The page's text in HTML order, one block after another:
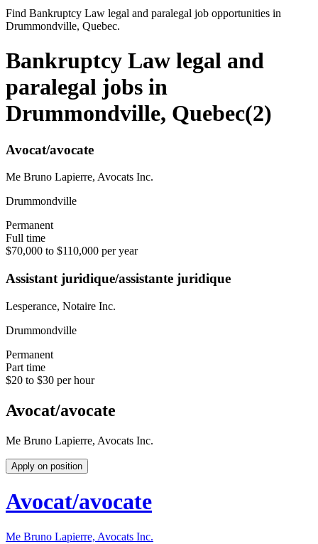
Find Bankruptcy Law legal and paralegal job opportunities in
Drummondville, Quebec.
Bankruptcy Law legal and
paralegal jobs in
Drummondville, Quebec(2)
Avocat/avocate
Me Bruno Lapierre, Avocats Inc.
Drummondville
Permanent
Full time
$70,000 to $110,000 per year
Assistant juridique/assistante juridique
Lesperance, Notaire Inc.
Drummondville
Permanent
Part time
$20 to $30 per hour
Avocat/avocate
Me Bruno Lapierre, Avocats Inc.
Apply on position
Avocat/avocate
Me Bruno Lapierre, Avocats Inc.